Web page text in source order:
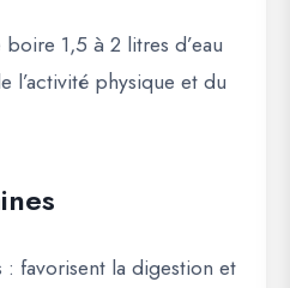
boire 1,5 à 2 litres d’eau
l’activité physique et du
: favorisent la digestion et